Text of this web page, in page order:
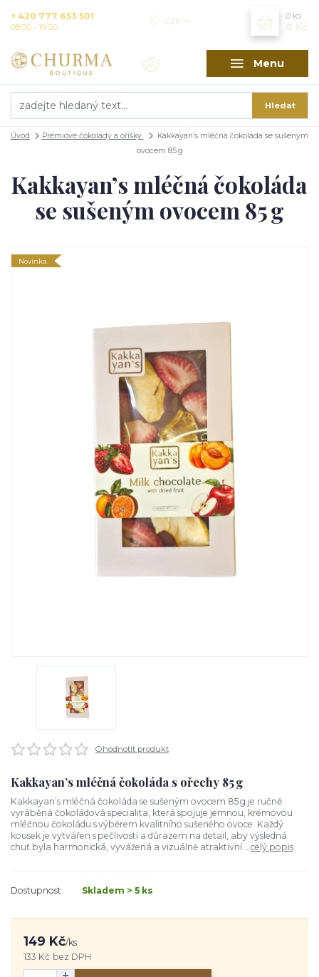
Menu
CZK
Hledat
+ 420 777 653 501
08:00 - 19:00
0 ks
0 Kč
Úvod Prémiové čokolády a oříšky
Kakkayan’s mléčná čokoláda se sušeným
ovocem 85 g
Kakkayan’s mléčná čokoláda
se sušeným ovocem 85 g
Novinka
Ohodnotit produkt
Kakkayan’s mléčná čokoláda s ořechy 85 g
Kakkayan’s mléčná čokoláda se sušeným ovocem 85 g je ručně
vyráběná čokoládová specialita, která spojuje jemnou, krémovou
mléčnou čokoládu s výběrem kvalitního sušeného ovoce. Každý
kousek je vytvářen s pečlivostí a důrazem na detail, aby výsledná
chuť byla harmonická, vyvážená a vizuálně atraktivní... celý popis
Dostupnost Skladem > 5 ks
149 Kč/ks
133 Kč bez DPH